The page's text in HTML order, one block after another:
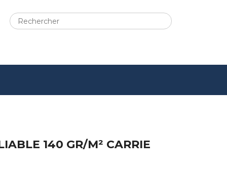
140 GR/M² CARRIE